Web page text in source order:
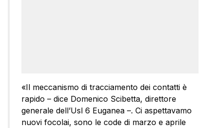
«Il meccanismo di tracciamento dei contatti è
rapido – dice Domenico Scibetta, direttore
generale dell’Usl 6 Euganea –. Ci aspettavamo
nuovi focolai, sono le code di marzo e aprile